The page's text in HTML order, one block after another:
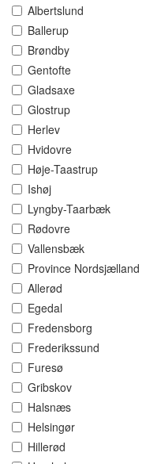
Albertslund
Ballerup
Brøndby
Gentofte
Gladsaxe
Glostrup
Herlev
Hvidovre
Høje-Taastrup
Ishøj
Lyngby-Taarbæk
Rødovre
Vallensbæk
Province Nordsjælland
Allerød
Egedal
Fredensborg
Frederikssund
Furesø
Gribskov
Halsnæs
Helsingør
Hillerød